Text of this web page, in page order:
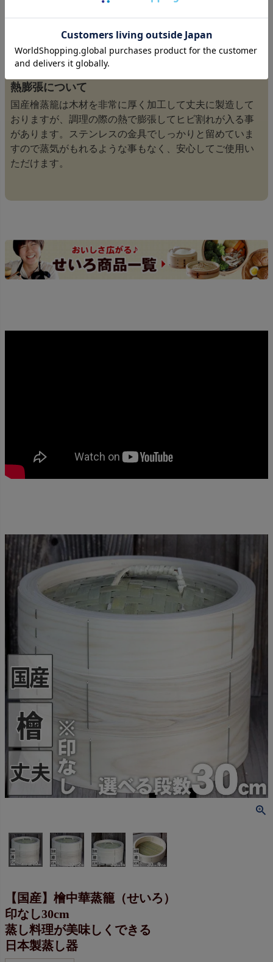
のヒビ、切断面の毛羽立ちなどがある場合があります。
ご使用には差し支えございませんので何卒宜しくお願い
します。
熱膨張について
国産檜蒸籠は木材を非常に厚く加工して丈夫に製造して
おりますが、調理の際の熱で膨張してヒビ割れが入る事
があります。ステンレスの金具でしっかりと留めていま
すので蒸気がもれるような事もなく、安心してご使用い
ただけます。
【国産】檜中華蒸籠（せいろ）
印なし30cm
蒸し料理が美味しくできる
日本製蒸し器